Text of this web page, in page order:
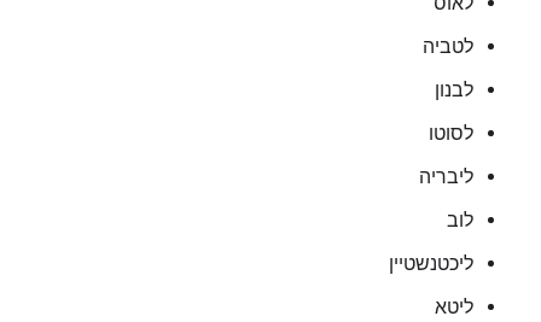
לטביה
לבנון
לסוטו
ליבריה
לוב
ליכטנשטיין
ליטא